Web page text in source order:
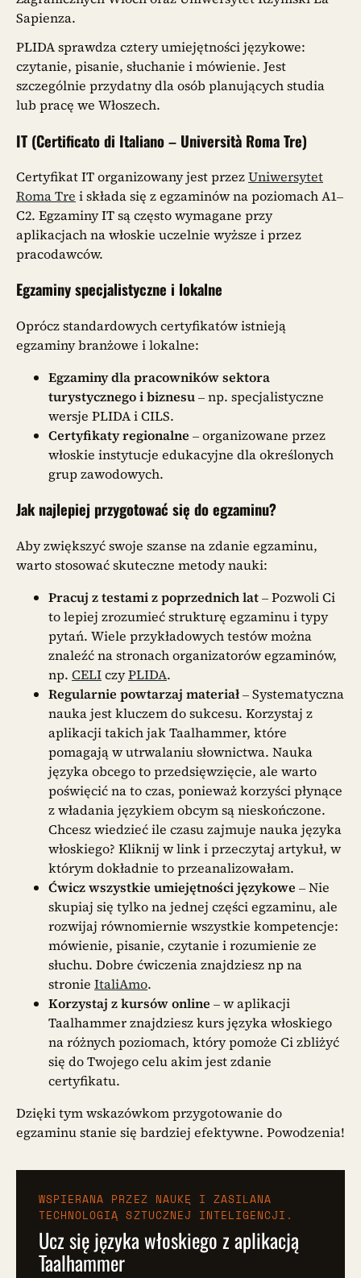
Sapienza.
PLIDA sprawdza cztery umiejętności językowe:
czytanie, pisanie, słuchanie i mówienie. Jest
szczególnie przydatny dla osób planujących studia
lub pracę we Włoszech.
IT (Certificato di Italiano – Università Roma Tre)
Certyfikat IT organizowany jest przezUniwersytet
Roma Tre i składa się z egzaminów na poziomach A1–
C2. Egzaminy IT są często wymagane przy
aplikacjach na włoskie uczelnie wyższe i przez
pracodawców.
Egzaminy specjalistyczne i lokalne
Oprócz standardowych certyfikatów istnieją
egzaminy branżowe i lokalne:
Egzaminy dla pracowników sektora
turystycznego i biznesu– np. specjalistyczne
wersje PLIDA i CILS.
Certyfikaty regionalne – organizowane przez
włoskie instytucje edukacyjne dla określonych
grup zawodowych.
Jak najlepiej przygotować się do egzaminu?
Aby zwiększyć swoje szanse na zdanie egzaminu,
warto stosować skuteczne metody nauki:
Pracuj z testami z poprzednich lat– Pozwoli Ci
to lepiej zrozumieć strukturę egzaminu i typy
pytań. Wiele przykładowych testów można
znaleźć na stronach organizatorów egzaminów,
np. CELIczyPLIDA.
Regularnie powtarzaj materiał– Systematyczna
nauka jest kluczem do sukcesu. Korzystaj z
aplikacji takich jak Taalhammer, które
pomagają w utrwalaniu słownictwa. Nauka
języka obcego to przedsięwzięcie, ale warto
poświęcić na to czas, ponieważ korzyści płynące
z władania językiem obcym są nieskończone.
Chcesz wiedzieć ile czasu zajmuje nauka języka
włoskiego? Kliknij w link i przeczytaj artykuł, w
którym dokładnie to przeanalizowałam.
Ćwicz wszystkie umiejętności językowe – Nie
skupiaj się tylko na jednej części egzaminu, ale
rozwijaj równomiernie wszystkie kompetencje:
mówienie, pisanie, czytanie i rozumienie ze
słuchu. Dobre ćwiczenia znajdziesz np na
stronie ItaliAmo.
Korzystaj z kursów online – w aplikacji
Taalhammer znajdziesz kurs języka włoskiego
na różnych poziomach, który pomoże Ci zbliżyć
się do Twojego celu akim jest zdanie
certyfikatu.
Dzięki tym wskazówkom przygotowanie do
egzaminu stanie się bardziej efektywne. Powodzenia!
WSPIERANA PRZEZ NAUKĘ I ZASILANA
TECHNOLOGIĄ SZTUCZNEJ INTELIGENCJI.
Ucz się języka włoskiego z aplikacją
Taalhammer